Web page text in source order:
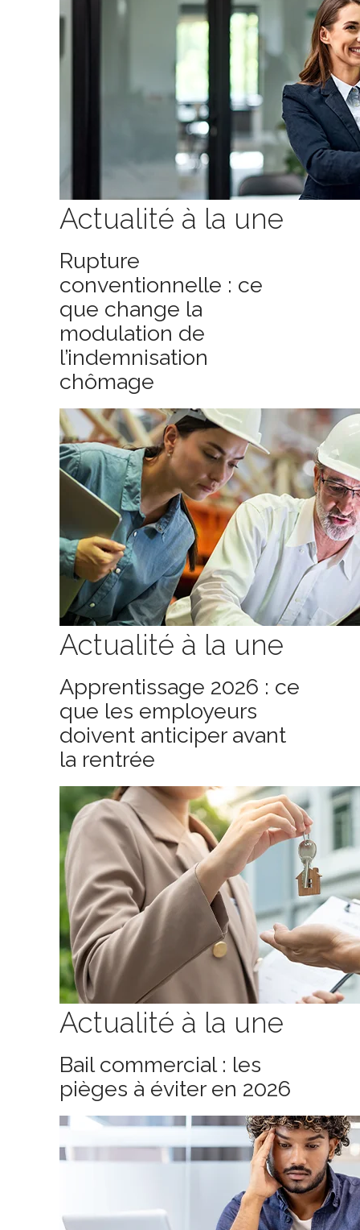
Actualité à la une
Rupture
conventionnelle : ce
que change la
modulation de
l’indemnisation
chômage
Actualité à la une
Apprentissage 2026 : ce
que les employeurs
doivent anticiper avant
la rentrée
Actualité à la une
Bail commercial : les
pièges à éviter en 2026